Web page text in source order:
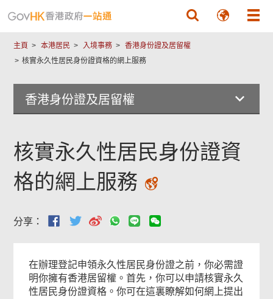
主頁 本港居民 入境事務
香港身份證及居留權
核實永久性居民身份證資格的網上服務
香港身份證及居留權
核實永久性居民身份證資
格的網上服務
分享：
在辦理登記申領永久性居民身份證之前，你必需證
明你擁有香港居留權。首先，你可以申請核實永久
性居民身份證資格。你可在這裏瞭解如何網上提出